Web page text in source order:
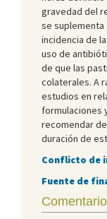
gravedad del
se suplementa
incidencia de
uso de
de que las
colaterales. A
estudios en
formulaciones
recomendar
duración de
Conflicto de
Fuente de